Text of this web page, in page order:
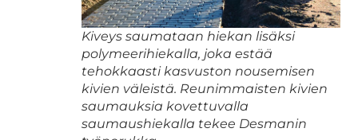
Kiveys saumataan hiekan lisäksi
polymeerihiekalla, joka estää
tehokkaasti kasvuston nousemisen
kivien väleistä. Reunimmaisten kivien
saumauksia kovettuvalla
saumaushiekalla tekee Desmanin